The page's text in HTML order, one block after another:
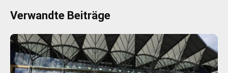
Verwandte Beiträge